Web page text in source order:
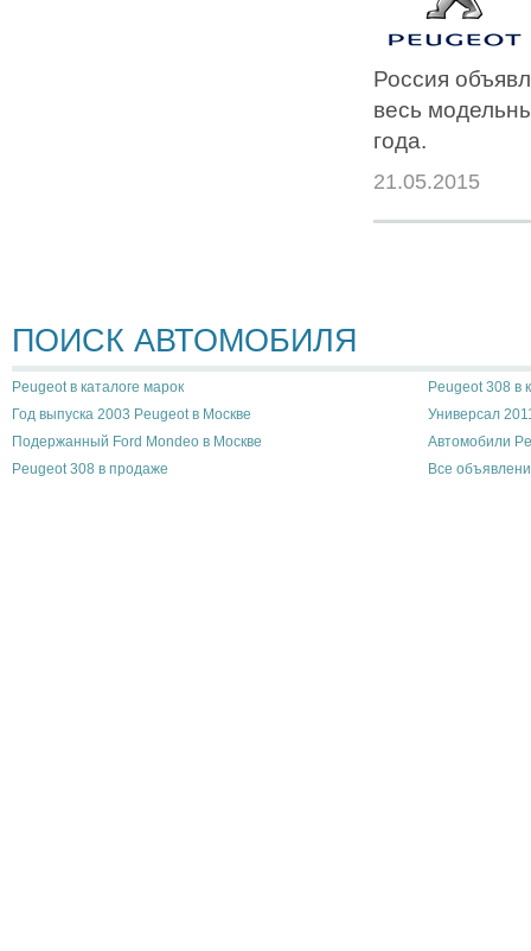
Россия
весь
года.
21.05.2015
ПОИСК АВТОМОБИЛЯ
Peugeot в каталоге марок
Peugeot 308 в
Год выпуска 2003 Peugeot в Москве
Универсал
Подержанный Ford Mondeo в Москве
Автомобили
Peugeot 308 в продаже
Все